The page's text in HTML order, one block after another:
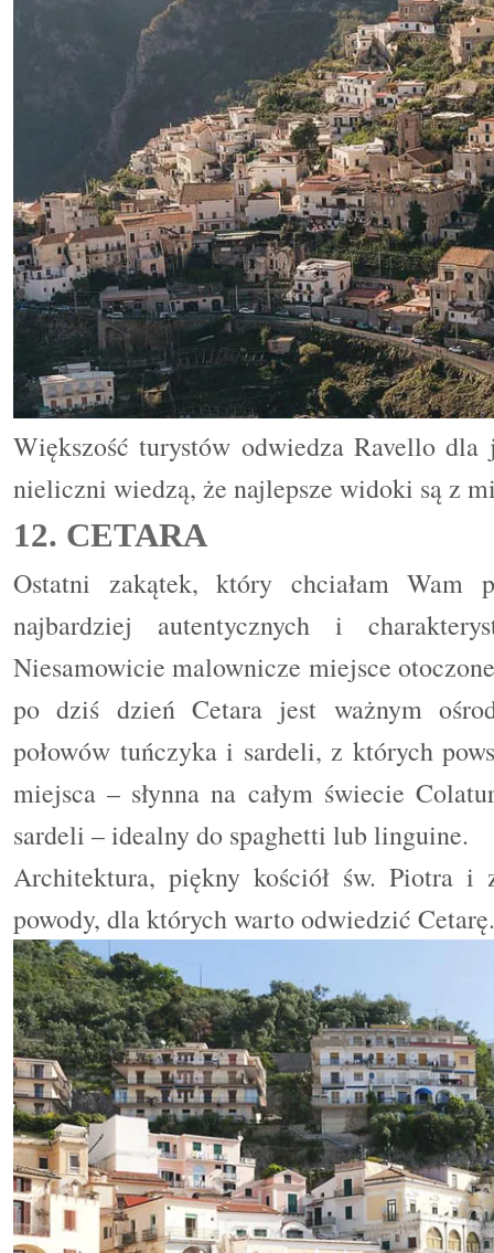
Większość turystów odwiedza Ravello
nieliczni wiedzą, że najlepsze widoki są z
12. CETARA
Ostatni zakątek, który chciałam Wam
najbardziej autentycznych i
Niesamowicie malownicze miejsce
po dziś dzień Cetara jest ważnym
połowów tuńczyka i sardeli, z których
miejsca – słynna na całym świecie
sardeli – idealny do spaghetti lub linguine.
Architektura, piękny kościół św. Piotra
powody, dla których warto odwiedzić